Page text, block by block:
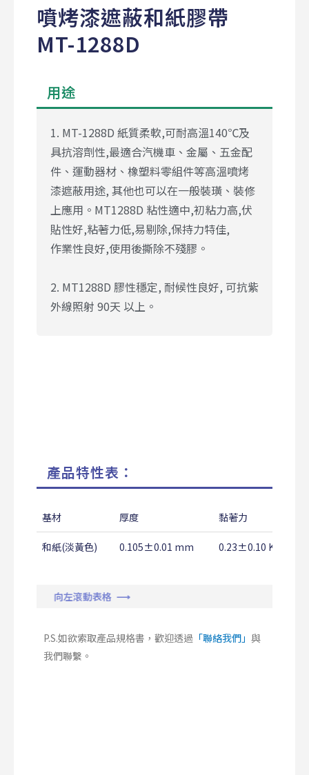
噴烤漆遮蔽和紙膠帶
MT-1288D
用途
1. MT-1288D 紙質柔軟,可耐高溫140℃及
具抗溶劑性,最適合汽機車、金屬、五金配
件、運動器材、橡塑料零組件等高溫噴烤
漆遮蔽用途, 其他也可以在一般裝璜、裝修
上應用。MT1288D 粘性適中,初粘力高,伏
貼性好,粘著力低,易剔除,保持力特佳,
作業性良好,使用後撕除不殘膠。
2. MT1288D 膠性穩定, 耐候性良好, 可抗紫
外線照射 90天 以上。
產品特性表：
基材 厚度 黏著力
和紙(淡黃色) 0.105±0.01 mm 0.23±0.10 Kg/
向左滾動表格 ⟶
P.S.如欲索取產品規格書，歡迎透過 「聯絡我們」 與
我們聯繫。